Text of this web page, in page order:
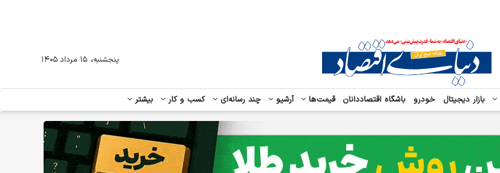
بازار دیجیتال خودرو باشگاه اقتصاددانان قیمت‌ها آرشیو چند رسانه‌ای کسب و کار بیشتر
پنجشنبه، ۱۵ مرداد ۱۴۰۵